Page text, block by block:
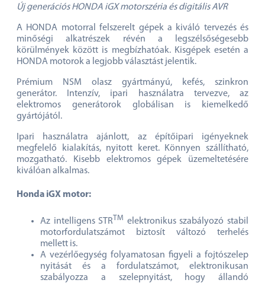
Új generációs HONDA iGX motorszéria és digitális AVR
A HONDA motorral felszerelt gépek a kiváló tervezés és
minőségi alkatrészek révén a legszélsőségesebb
körülmények között is megbízhatóak. Kisgépek esetén a
HONDA motorok a legjobb választást jelentik.
Prémium NSM olasz gyártmányú, kefés, szinkron
generátor. Intenzív, ipari használatra tervezve, az
elektromos generátorok globálisan is kiemelkedő
gyártójától.
Ipari használatra ajánlott, az építőipari igényeknek
megfelelő kialakítás, nyitott keret. Könnyen szállítható,
mozgatható. Kisebb elektromos gépek üzemeltetésére
kiválóan alkalmas.
Honda iGX motor:
Az intelligens STRTM elektronikus szabályozó stabil
motorfordulatszámot biztosít változó terhelés
mellett is.
A vezérlőegység folyamatosan figyeli a fojtószelep
nyitását és a fordulatszámot, elektronikusan
szabályozza a szelepnyitást, hogy állandó